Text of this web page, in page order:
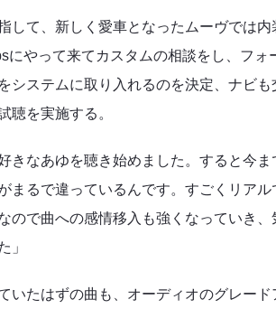
して、新しく愛車となったムーヴでは
にやって来てカスタムの相談をし、フ
システムに取り入れるのを決定、ナビ
聴を実施する。
きなあゆを聴き始めました。すると今
まるで違っているんです。すごくリア
ので曲への感情移入も強くなっていき
」
いたはずの曲も、オーディオのグレー